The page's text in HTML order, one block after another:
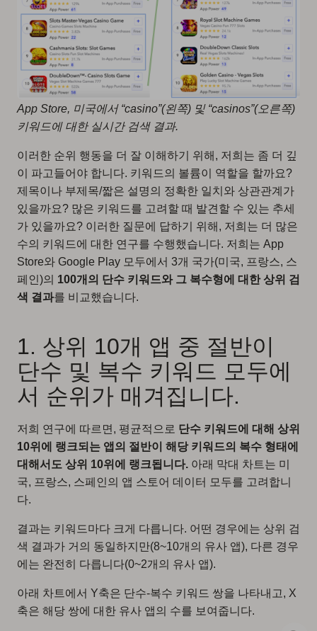
App Store, 미국에서 “casino”(왼쪽) 및 “casinos”(오른쪽)
키워드에 대한 실시간 검색 결과.
이러한 순위 행동을 더 잘 이해하기 위해, 저희는 좀 더 깊
이 파고들어야 합니다. 키워드의 볼륨이 역할을 할까요?
제목이나 부제목/짧은 설명의 정확한 일치와 상관관계가
있을까요? 많은 키워드를 고려할 때 발견할 수 있는 추세
가 있을까요? 이러한 질문에 답하기 위해, 저희는 더 많은
수의 키워드에 대한 연구를 수행했습니다. 저희는 App
Store와 Google Play 모두에서 3개 국가(미국, 프랑스, 스
페인)의 100개의 단수 키워드와 그 복수형에 대한 상위 검
색 결과를 비교했습니다.
1. 상위 10개 앱 중 절반이
단수 및 복수 키워드 모두에
서 순위가 매겨집니다.
저희 연구에 따르면, 평균적으로 단수 키워드에 대해 상위
10위에 랭크되는 앱의 절반이 해당 키워드의 복수 형태에
대해서도 상위 10위에 랭크됩니다. 아래 막대 차트는 미
국, 프랑스, 스페인의 앱 스토어 데이터 모두를 고려합니
다.
결과는 키워드마다 크게 다릅니다. 어떤 경우에는 상위 검
색 결과가 거의 동일하지만(8~10개의 유사 앱), 다른 경우
에는 완전히 다릅니다(0~2개의 유사 앱).
아래 차트에서 Y축은 단수-복수 키워드 쌍을 나타내고, X
축은 해당 쌍에 대한 유사 앱의 수를 보여줍니다.